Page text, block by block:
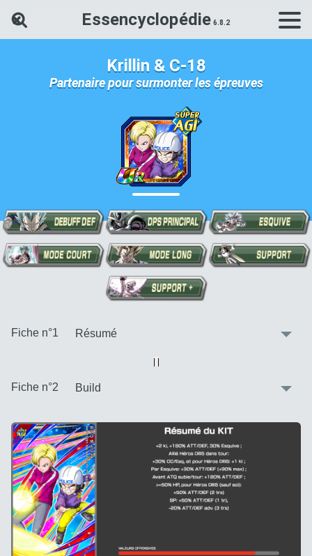
Essencyclopédie
Rechercher une carte Dokkan
Krillin & C-18
Partenaire pour surmonter les épreuves
Fiche n°1
Vue alternative
| |
Fiche n°2